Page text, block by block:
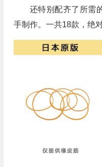
还特别配齐了所需
手制作。一共18款，绝